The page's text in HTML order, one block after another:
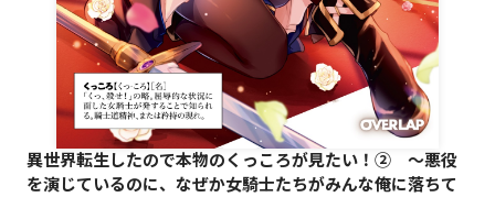
コミックガルド
コミッククリエ
異世界転生したので本物のくっころが見たい！② ～悪役
を演じているのに、なぜか女騎士たちがみんな俺に落ちて